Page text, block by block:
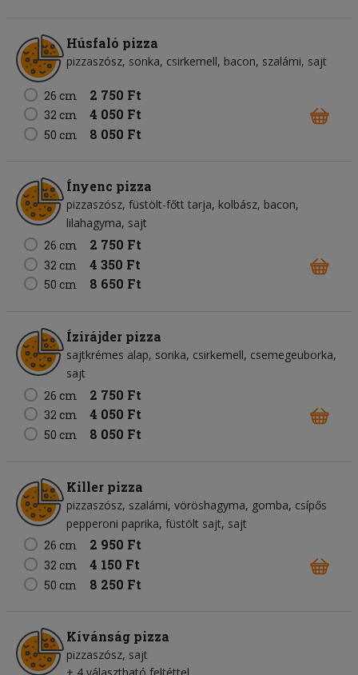
Húsfaló pizza
pizzaszósz sonka csirkemell bacon szalámi sajt
26 cm 2 750 Ft
32 cm 4 050 Ft
50 cm 8 050 Ft
Ínyenc pizza
pizzaszósz füstölt-főtt tarja kolbász bacon
lilahagyma sajt
26 cm
2 750 Ft
32 cm 4 350 Ft
50 cm 8 650 Ft
Ízirájder pizza
sajtkrémes alap sonka csirkemell csemegeuborka
sajt
26 cm
2 750 Ft
32 cm 4 050 Ft
50 cm 8 050 Ft
Killer pizza
pizzaszósz szalámi vöröshagyma gomba csípős
pepperoni paprika füstölt sajt sajt
26 cm
2 950 Ft
32 cm 4 150 Ft
50 cm 8 250 Ft
Kívánság pizza
pizzaszósz sajt